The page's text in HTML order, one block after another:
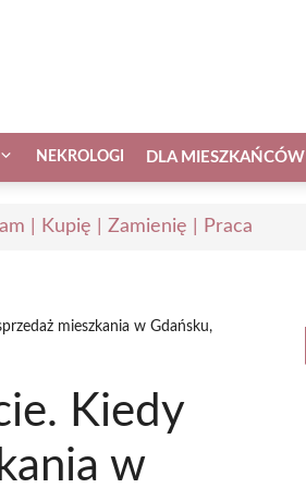
NEKROLOGI DLA MIESZKAŃCÓW
| Kupię | Zamienię | Praca
mieszkania w Gdańsku,
Kiedy
w